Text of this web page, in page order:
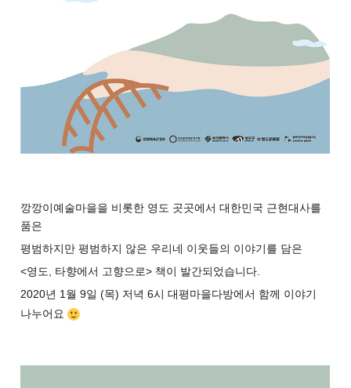
깡깡이예술마을을 비롯한 영도 곳곳에서 대한민국 근현대사를
품은
평범하지만 평범하지 않은 우리네 이웃들의 이야기를 담은
<영도, 타향에서 고향으로> 책이 발간되었습니다.
2020년 1월 9일 (목) 저녁 6시 대평마을다방에서 함께 이야기
나누어요